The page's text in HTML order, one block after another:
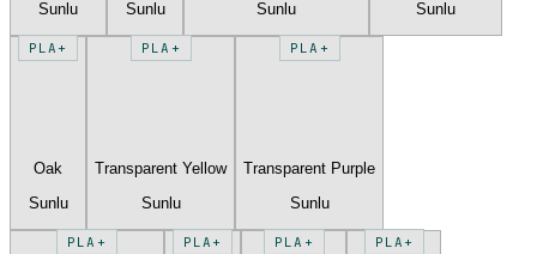
Sunlu
Sunlu
Sunlu
Sunlu
PLA+
Oak
Sunlu
PLA+
Transparent Yellow
Sunlu
PLA+
Transparent Purple
Sunlu
PLA+ PLA+ PLA+ PLA+